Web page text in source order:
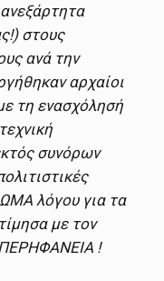
στους
ανά την
αρχαίοι
τη ενασχόλησή
συνόρων
λόγου για τα
με τον
!